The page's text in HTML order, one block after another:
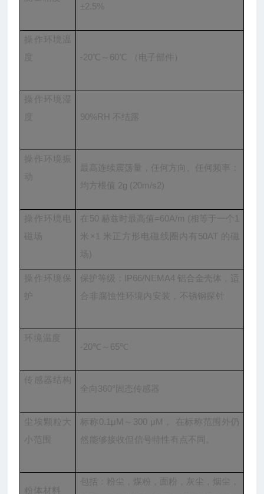
±2.5%
操作环境温
-20℃～60℃ （电子部件）
操作环境湿
90%RH 不结露
操作环境振
动
最高连续震荡量，任何方向、任何频率：
均方根值 2g (20m/s2)
操作环境电
磁场
在50 赫兹时最高值=60A/m (相等于一个1
米×1 米正方形电磁线圈内有50AT 的磁
场)
操作环境保
护
保护等级：IP66/NEMA4 铝合金壳体，适
合非腐蚀性环境内安装，不锈钢探针
环境温度
-20℃～65℃
传感器结构
全向360°固态传感器
尘埃颗粒大
小范围
标称0.1μM～300 μM， 在标称范围外仍
然能够接收但信号特性有点不同。
粉体材料
包括：粉尘，煤粉，面粉，灰尘，烟尘，